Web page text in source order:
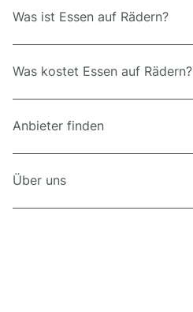
Was ist Essen auf Rädern?
Was kostet Essen auf Rädern?
Anbieter finden
Über uns